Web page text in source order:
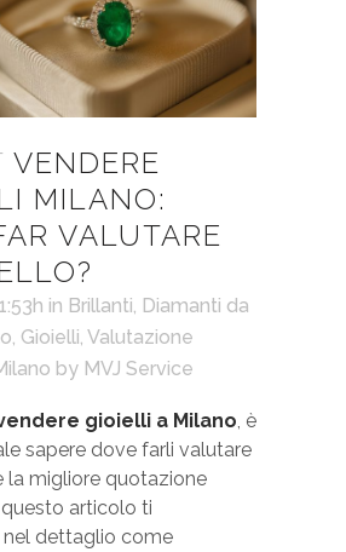
VENDERE
MILANO:
VALUTARE
in Brillanti, Diamanti da
, Gioielli, Valutazione
by MVJ Service
gioielli a Milano, è
sapere dove farli valutare
la migliore quotazione
articolo ti
dettaglio come